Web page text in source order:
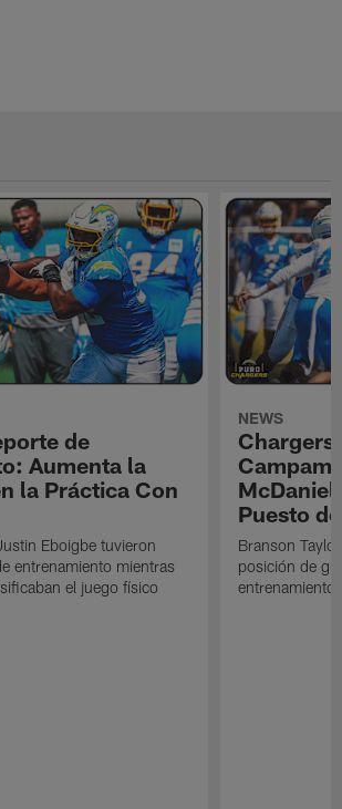
de
Aumenta la
la Práctica Con
Eboigbe tuvieron
entrenamiento mientras
el juego físico
NEWS
Chargers
Puesto
Branson
posición de
entrenamiento